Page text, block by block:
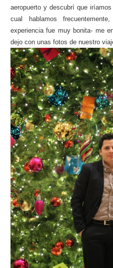
aeropuerto y descubrí que
cual hablamos
experiencia fue muy bonita- me
dejo con unas fotos de nuestro